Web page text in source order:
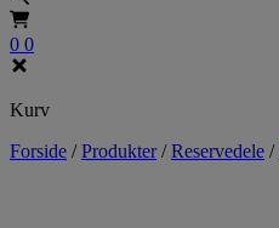
0 0
Kurv
Forside /Produkter/Reservedele /